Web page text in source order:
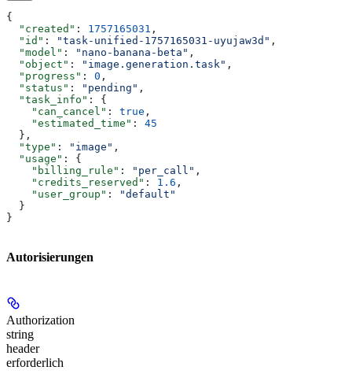
{
  "created"
: 1757165031 ,
  "id"
: "task-unified-1757165031-uyujaw3d" ,
  "model"
: "nano-banana-beta" ,
  "object"
: "image.generation.task" ,
  "progress"
: 0 ,
  "status"
: "pending" ,
  "task_info"
: {
    "can_cancel"
: true ,
    "estimated_time"
: 45
  },
  "type"
: "image" ,
  "usage"
: {
    "billing_rule"
: "per_call" ,
    "credits_reserved"
: 1.6 ,
    "user_group"
:
"default"
  }
}
Autorisierungen
Authorization
string
header
erforderlich